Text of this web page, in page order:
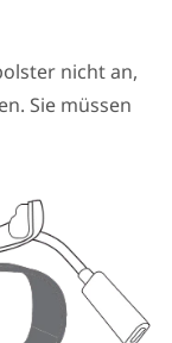
nicht an,
Sie müssen